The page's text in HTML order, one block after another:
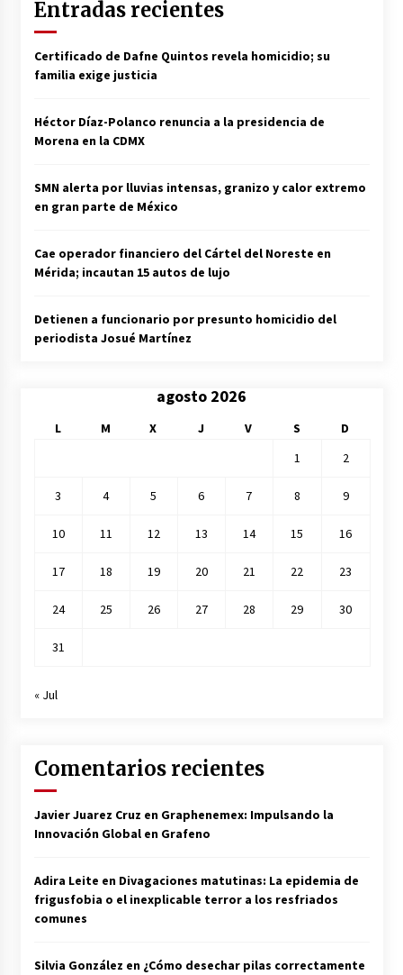
Entradas recientes
Certificado de Dafne Quintos revela homicidio; su
familia exige justicia
Héctor Díaz-Polanco renuncia a la presidencia de
Morena en la CDMX
SMN alerta por lluvias intensas, granizo y calor extremo
en gran parte de México
Cae operador financiero del Cártel del Noreste en
Mérida; incautan 15 autos de lujo
Detienen a funcionario por presunto homicidio del
periodista Josué Martínez
agosto 2026
L M X J V S
D
1
2
3 4 5 6 7 8 9
10 11 12 13 14 15 16
17 18 19 20 21 22 23
24 25 26 27 28 29 30
31
« Jul
Comentarios recientes
Javier Juarez Cruz en Graphenemex: Impulsando la
Innovación Global en Grafeno
Adira Leite en Divagaciones matutinas: La epidemia de
frigusfobia o el inexplicable terror a los resfriados
comunes
Silvia González en ¿Cómo desechar pilas correctamente